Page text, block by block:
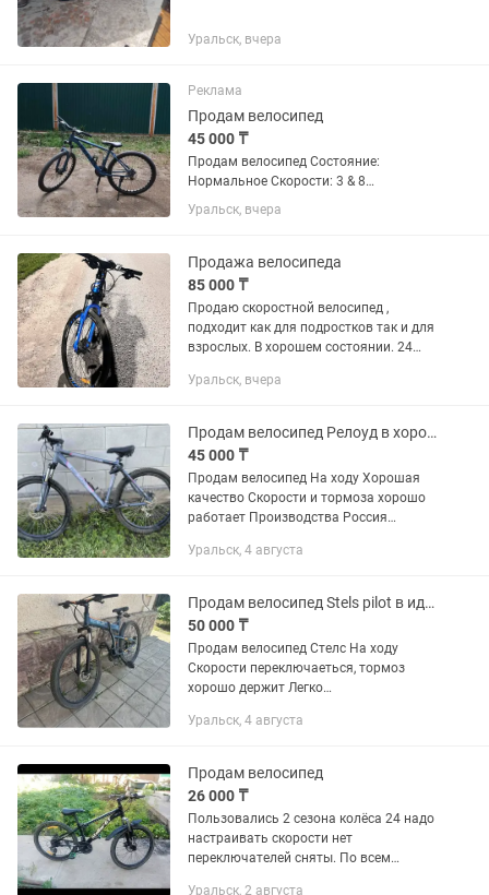
Уральск, вчера
Реклама
Продам велосипед
45 000 ₸
Продам велосипед Состояние:
Нормальное Скорости: 3 & 8
Переключатели: L-TWOO A3 Все норм
работает передачи все переключается
работает Подножка и Держатель...
Уральск, вчера
Продажа велосипеда
85 000 ₸
Продаю скоростной велосипед ,
подходит как для подростков так и для
взрослых. В хорошем состоянии. 24
гидравлические тормоза. Есть
Уральск, вчера
Продам велосипед Релоуд в хорошем состояние
45 000 ₸
Продам велосипед На ходу Хорошая
качество Скорости и тормоза хорошо
работает Производства Россия
подростков и для взрослых Цена
Уральск, 4 августа
Продам велосипед Stels pilot в идеальном состоянии
50 000 ₸
Продам велосипед Стелс На ходу
Скорости переключаеться, тормоз
хорошо держит Легко
Или обменяю на размер больше на 29
Уральск, 4 августа
Продам велосипед
26 000 ₸
Пользовались 2 сезона колёса 24 надо
настраивать скорости нет
переключателей сняты. По всем
Уральск, 2 августа